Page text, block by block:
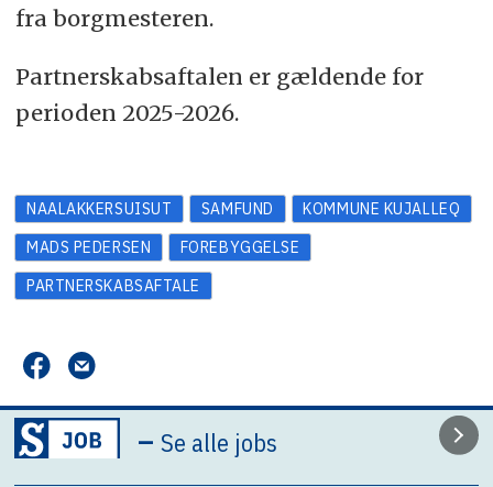
fra borgmesteren.
Partnerskabsaftalen er gældende for
perioden 2025-2026.
NAALAKKERSUISUT SAMFUND
KOMMUNE KUJALLEQ
MADS PEDERSEN
FOREBYGGELSE
PARTNERSKABSAFTALE
–Se alle jobs